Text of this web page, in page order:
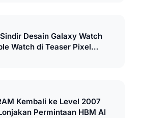
Desain Galaxy Watch
Watch di Teaser Pixel
Kembali ke Level 2007
Permintaan HBM AI